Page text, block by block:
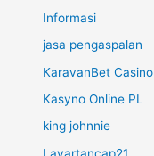
Informasi
jasa pengaspalan
KaravanBet Casino
Kasyno Online PL
king johnnie